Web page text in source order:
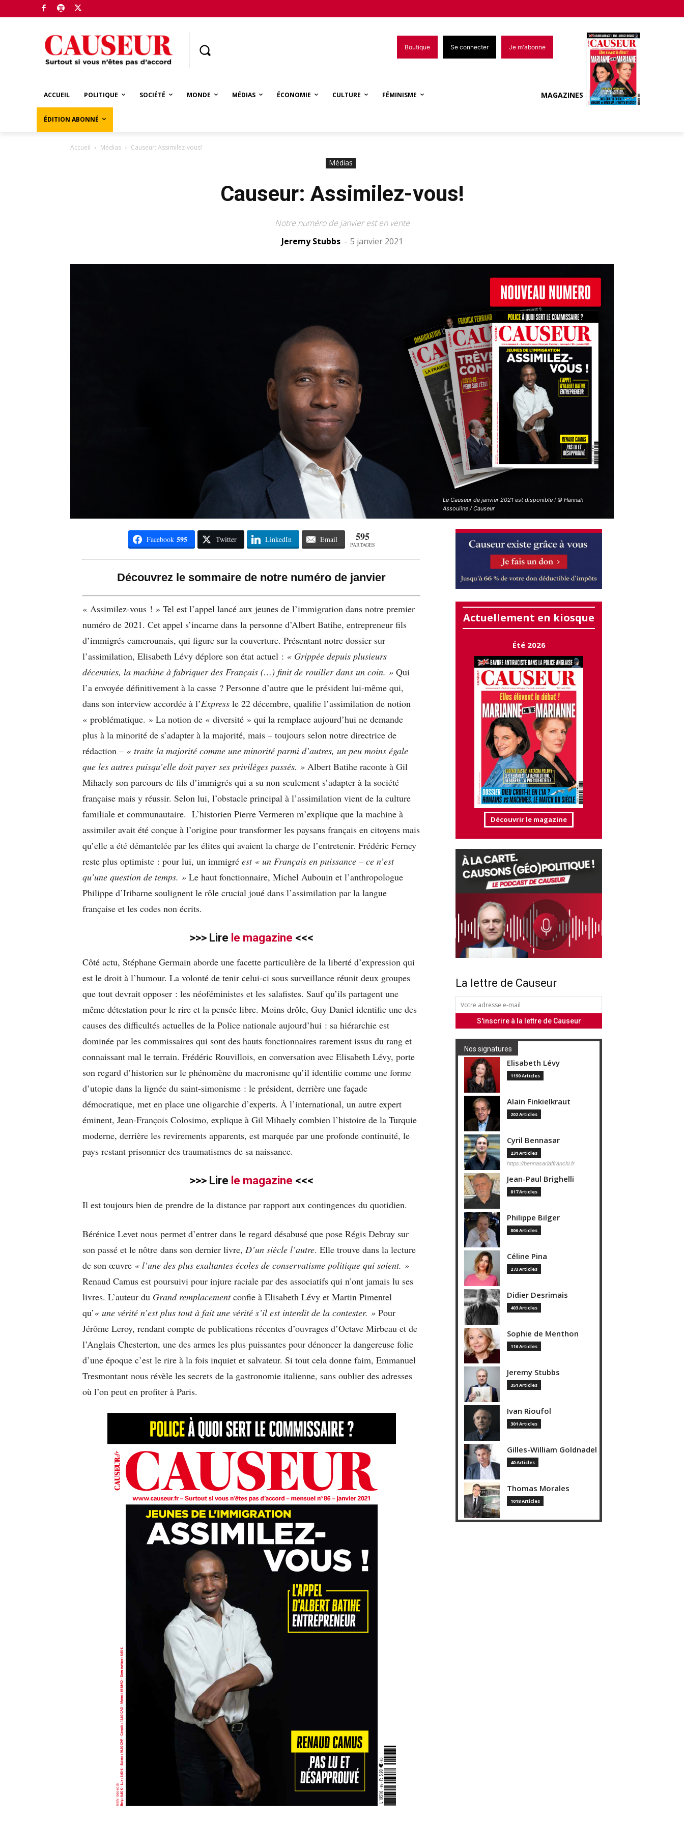
Boutique Se connecter Je m'abonne
ACCUEIL POLITIQUE SOCIÉTÉ MONDE MÉDIAS ÉCONOMIE CULTURE FÉMINISME
ÉDITION ABONNÉ
MAGAZINES
Accueil Médias Causeur: Assimilez-vous!
Médias
Causeur: Assimilez-vous!
Notre numéro de janvier est en vente
Jeremy Stubbs - 5 janvier 2021
Le Causeur de janvier 2021 est disponible ! © Hannah
Assouline / Causeur
Facebook 595 Twitter LinkedIn Email 595
PARTAGES
Découvrez le sommaire de notre numéro de janvier
« Assimilez-vous ! » Tel est l’appel lancé aux jeunes de l’immigration dans notre premier
numéro de 2021. Cet appel s’incarne dans la personne d’Albert Batihe, entrepreneur fils
d’immigrés camerounais, qui figure sur la couverture. Présentant notre dossier sur
l’assimilation, Elisabeth Lévy déplore son état actuel : « Grippée depuis plusieurs
décennies, la machine à fabriquer des Français (…) finit de rouiller dans un coin. » Qui
l’a envoyée définitivement à la casse ? Personne d’autre que le président lui-même qui,
dans son interview accordée à l’Express le 22 décembre, qualifie l’assimilation de notion
« problématique. » La notion de « diversité » qui la remplace aujourd’hui ne demande
plus à la minorité de s’adapter à la majorité, mais – toujours selon notre directrice de
rédaction – « traite la majorité comme une minorité parmi d’autres, un peu moins égale
que les autres puisqu’elle doit payer ses privilèges passés. » Albert Batihe raconte à Gil
Mihaely son parcours de fils d’immigrés qui a su non seulement s’adapter à la société
française mais y réussir. Selon lui, l’obstacle principal à l’assimilation vient de la culture
familiale et communautaire. L’historien Pierre Vermeren m’explique que la machine à
assimiler avait été conçue à l’origine pour transformer les paysans français en citoyens mais
qu’elle a été démantelée par les élites qui avaient la charge de l’entretenir. Frédéric Ferney
reste plus optimiste : pour lui, un immigré est « un Français en puissance – ce n’est
qu’une question de temps. » Le haut fonctionnaire, Michel Aubouin et l’anthropologue
Philippe d’Iribarne soulignent le rôle crucial joué dans l’assimilation par la langue
française et les codes non écrits.
>>> Lire le magazine <<<
Côté actu, Stéphane Germain aborde une facette particulière de la liberté d’expression qui
est le droit à l’humour. La volonté de tenir celui-ci sous surveillance réunit deux groupes
que tout devrait opposer : les néoféministes et les salafistes. Sauf qu’ils partagent une
même détestation pour le rire et la pensée libre. Moins drôle, Guy Daniel identifie une des
causes des difficultés actuelles de la Police nationale aujourd’hui : sa hiérarchie est
dominée par les commissaires qui sont des hauts fonctionnaires rarement issus du rang et
connaissant mal le terrain. Frédéric Rouvillois, en conversation avec Elisabeth Lévy, porte
son regard d’historien sur le phénomène du macronisme qu’il identifie comme une forme
d’utopie dans la lignée du saint-simonisme : le président, derrière une façade
démocratique, met en place une oligarchie d’experts. À l’international, un autre expert
éminent, Jean-François Colosimo, explique à Gil Mihaely combien l’histoire de la Turquie
moderne, derrière les revirements apparents, est marquée par une profonde continuité, le
pays restant prisonnier des traumatismes de sa naissance.
>>> Lire le magazine <<<
Il est toujours bien de prendre de la distance par rapport aux contingences du quotidien.
Bérénice Levet nous permet d’entrer dans le regard désabusé que pose Régis Debray sur
son passé et le nôtre dans son dernier livre, D’un siècle l’autre. Elle trouve dans la lecture
de son œuvre « l’une des plus exaltantes écoles de conservatisme politique qui soient. »
Renaud Camus est poursuivi pour injure raciale par des associatifs qui n’ont jamais lu ses
livres. L’auteur du Grand remplacementconfie à Elisabeth Lévy et Martin Pimentel
qu’« une vérité n’est plus tout à fait une vérité s’il est interdit de la contester. » Pour
Jérôme Leroy, rendant compte de publications récentes d’ouvrages d’Octave Mirbeau et de
l’Anglais Chesterton, une des armes les plus puissantes pour dénoncer la dangereuse folie
d’une époque c’est le rire à la fois inquiet et salvateur. Si tout cela donne faim, Emmanuel
Tresmontant nous révèle les secrets de la gastronomie italienne, sans oublier des adresses
où l’on peut en profiter à Paris.
Actuellement en kiosque
Été 2026
Découvrir le magazine
La lettre de Causeur
Nos signatures
Elisabeth Lévy
1190 Articles
Alain Finkielkraut
202 Articles
Cyril Bennasar
231 Articles
https://bennasarlaffranchi.fr
Jean-Paul Brighelli
817 Articles
Philippe Bilger
806 Articles
Céline Pina
273 Articles
Didier Desrimais
403 Articles
Sophie de Menthon
116 Articles
Jeremy Stubbs
351 Articles
Ivan Rioufol
301 Articles
Gilles-William Goldnadel
40 Articles
Thomas Morales
1018 Articles